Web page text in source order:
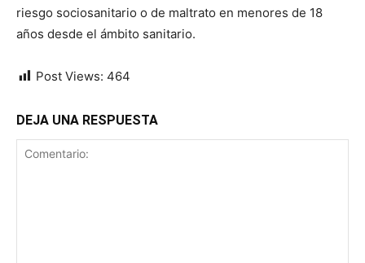
riesgo sociosanitario o de maltrato en menores de 18
años desde el ámbito sanitario.
Post Views: 464
DEJA UNA RESPUESTA